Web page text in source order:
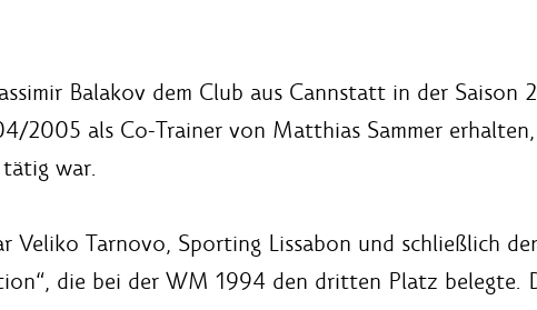
Balakov dem Club aus Cannstatt in der
2005 als Co-Trainer von Matthias Sammer
war.
Veliko Tarnovo, Sporting Lissabon und schließlich
die bei der WM 1994 den dritten Platz